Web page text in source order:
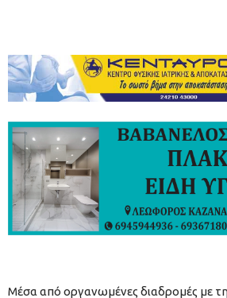
Μέσα από οργανωμένες διαδρομές με